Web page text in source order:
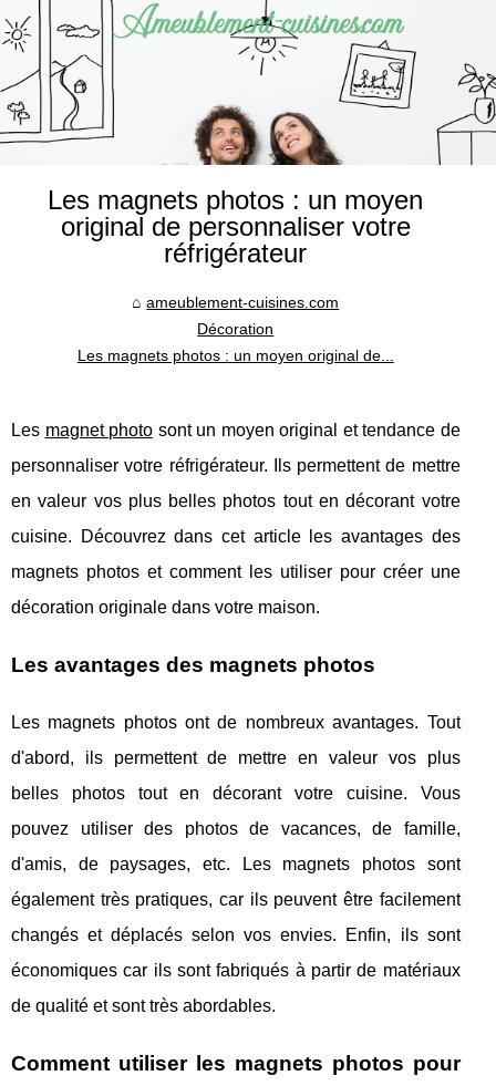
Les magnets photos : un moyen
original de personnaliser votre
réfrigérateur
ameublement-cuisines.com
Décoration
Les magnets photos : un moyen original de...
Les magnet photo sont un moyen original et tendance de
personnaliser votre réfrigérateur. Ils permettent de mettre
en valeur vos plus belles photos tout en décorant votre
cuisine. Découvrez dans cet article les avantages des
magnets photos et comment les utiliser pour créer une
décoration originale dans votre maison.
Les avantages des magnets photos
Les magnets photos ont de nombreux avantages. Tout
d'abord, ils permettent de mettre en valeur vos plus
belles photos tout en décorant votre cuisine. Vous
pouvez utiliser des photos de vacances, de famille,
d'amis, de paysages, etc. Les magnets photos sont
également très pratiques, car ils peuvent être facilement
changés et déplacés selon vos envies. Enfin, ils sont
économiques car ils sont fabriqués à partir de matériaux
de qualité et sont très abordables.
Comment utiliser les magnets photos pour